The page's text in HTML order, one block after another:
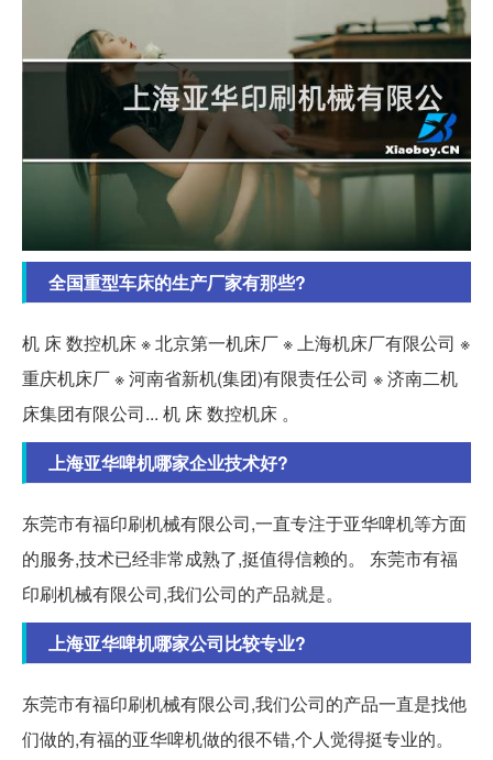
全国重型车床的生产厂家有那些?
机 床 数控机床 ※ 北京第一机床厂 ※ 上海机床厂有限公司 ※
重庆机床厂 ※ 河南省新机(集团)有限责任公司 ※ 济南二机
床集团有限公司... 机 床 数控机床 。
上海亚华啤机哪家企业技术好?
东莞市有福印刷机械有限公司,一直专注于亚华啤机等方面
的服务,技术已经非常成熟了,挺值得信赖的。 东莞市有福
印刷机械有限公司,我们公司的产品就是。
上海亚华啤机哪家公司比较专业?
东莞市有福印刷机械有限公司,我们公司的产品一直是找他
们做的,有福的亚华啤机做的很不错,个人觉得挺专业的。